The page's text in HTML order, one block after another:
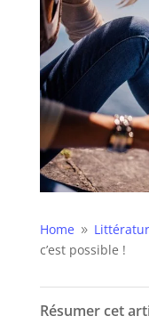
Home 9
c’est possible !
Résumer cet